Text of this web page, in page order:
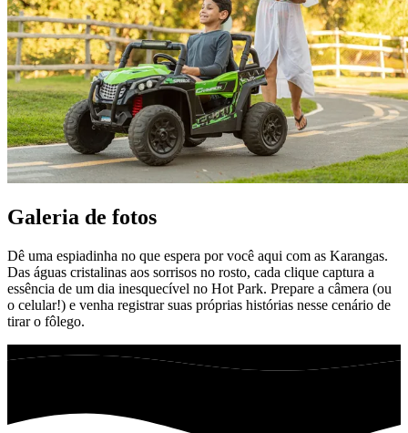
Galeria de fotos
Dê uma espiadinha no que espera por você aqui com as Karangas.
Das águas cristalinas aos sorrisos no rosto, cada clique captura a
essência de um dia inesquecível no Hot Park. Prepare a câmera (ou
o celular!) e venha registrar suas próprias histórias nesse cenário de
tirar o fôlego.